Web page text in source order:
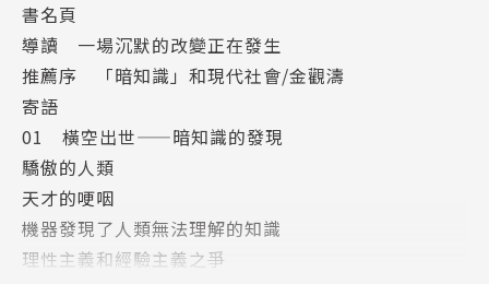
分為兩大類界限分明的知識：人類知識和機器知識。人
類的知識如果不可陳述則不可記錄和傳播。但機器發掘
出來的知識即使無法陳述和理解也可以記錄並能在機器
間傳播。這些『暗知識』的表現方式就是一堆看似隨機
的數位，如一個神經網路的參數集。這些暗知識的傳播
方式就是通過網路以光速傳給其他同類的機器。」
「暗知識給我們的震撼才剛剛開始。從2012 年開始的
短短幾年之內，機器已經創造了下面這些「神蹟」：對
書名頁
導讀 一場沉默的改變正在發生
推薦序 「暗知識」和現代社會/金觀濤
寄語
01 橫空出世——暗知識的發現
驕傲的人類
天才的哽咽
機器發現了人類無法理解的知識
理性主義和經驗主義之爭